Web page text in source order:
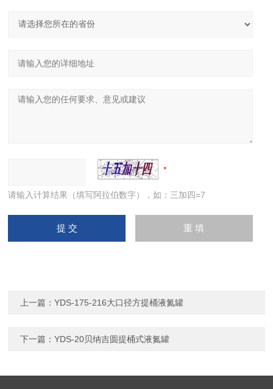
请输入计算结果（填写阿拉伯数字），如：三加四=7
上一篇：YDS-175-216大口径方提桶液氮罐
下一篇：YDS-20贝纳吉圆提桶式液氮罐